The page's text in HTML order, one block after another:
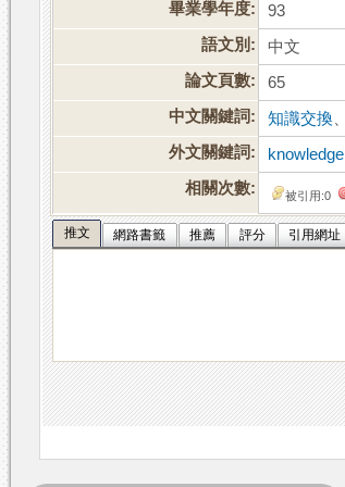
畢業學年度:
93
語文別:
中文
論文頁數:
65
中文關鍵詞:
知識交換
外文關鍵詞:
相關次數:
被引用:0
推文 網路書籤 推薦 評分 引用網址